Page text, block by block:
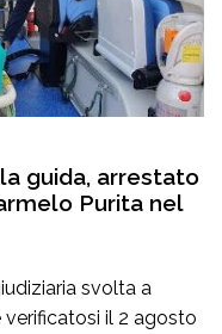
guida, arrestato
Purita nel
svolta a
il 2 agosto